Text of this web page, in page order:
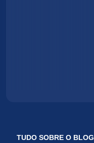
TUDO SOBRE O BLOG